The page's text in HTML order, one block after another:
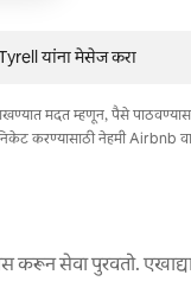
यांना मेसेज करा
मदत म्हणून, पैसे
करण्यासाठी नेहमी Airbnb
करून सेवा पुरवतो.